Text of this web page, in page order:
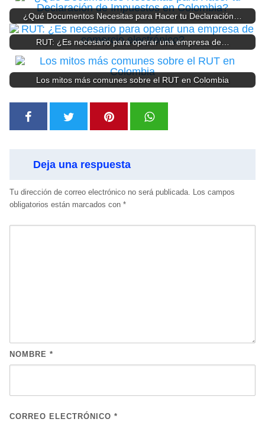
¿Qué Documentos Necesitas para Hacer tu Declaración…
RUT: ¿Es necesario para operar una empresa de…
Los mitos más comunes sobre el RUT en Colombia
Deja una respuesta
Tu dirección de correo electrónico no será publicada. Los campos
obligatorios están marcados con *
NOMBRE *
CORREO ELECTRÓNICO *